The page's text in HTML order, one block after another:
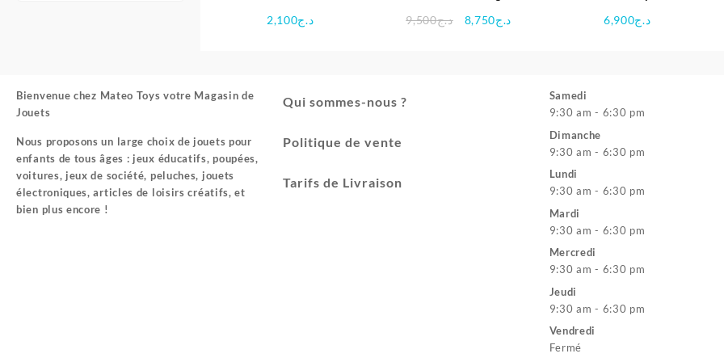
en bois
د.ج2,100 د.ج9,500
Le
د.ج8,750 د.ج6,900
Bienvenue chez Mateo Toys votre Magasin de
Jouets
Nous proposons un large choix de jouets pour
enfants de tous âges : jeux éducatifs, poupées,
voitures, jeux de société, peluches, jouets
électroniques, articles de loisirs créatifs, et
bien plus encore !
Qui sommes-nous ?
Politique de vente
Tarifs de Livraison
Samedi
9:30 am - 6:30 pm
Dimanche
9:30 am - 6:30 pm
Lundi
9:30 am - 6:30 pm
Mardi
9:30 am - 6:30 pm
Mercredi
9:30 am - 6:30 pm
Jeudi
9:30 am - 6:30 pm
Vendredi
Fermé